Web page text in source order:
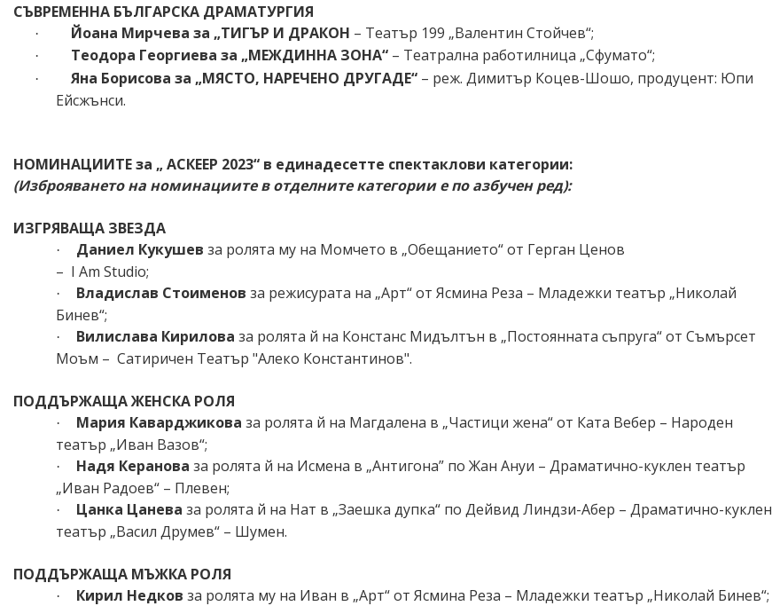
СЪВРЕМЕННА БЪЛГАРСКА ДРАМАТУРГИЯ
· Йоана Мирчева за „ТИГЪР И ДРАКОН – Театър 199 „Валентин Стойчев“;
· Теодора Георгиева за „МЕЖДИННА ЗОНА“ – Театрална работилница „Сфумато“;
· Яна Борисова за „МЯСТО, НАРЕЧЕНО ДРУГАДЕ“ – реж. Димитър Коцев-Шошо, продуцент: Юпи
Ейсжънси.
НОМИНАЦИИТЕ за „ АСКЕЕР 2023“ в единадесетте спектаклови категории:
(Изброяването на номинациите в отделните категории е по азбучен ред):
ИЗГРЯВАЩА ЗВЕЗДА
· Даниел Кукушев за ролята му на Момчето в „Обещанието“ от Герган Ценов
– I Am Studio;
· Владислав Стоименов за режисурата на „Арт“ от Ясмина Реза – Младежки театър „Николай
Бинев“;
· Вилислава Кирилова за ролята й на Констанс Мидълтън в „Постоянната съпруга“ от Съмърсет
Моъм – Сатиричен Театър "Алеко Константинов".
ПОДДЪРЖАЩА ЖЕНСКА РОЛЯ
· Мария Каварджикова за ролята й на Магдалена в „Частици жена“ от Ката Вебер – Народен
театър „Иван Вазов“;
· Надя Керанова за ролята й на Исмена в „Антигона” по Жан Ануи – Драматично-куклен театър
„Иван Радоев“ – Плевен;
· Цанка Цанева за ролята й на Нат в „Заешка дупка“ по Дейвид Линдзи-Абер – Драматично-куклен
театър „Васил Друмев“ – Шумен.
ПОДДЪРЖАЩА МЪЖКА РОЛЯ
· Кирил Недков за ролята му на Иван в „Арт“ от Ясмина Реза – Младежки театър „Николай Бинев“;